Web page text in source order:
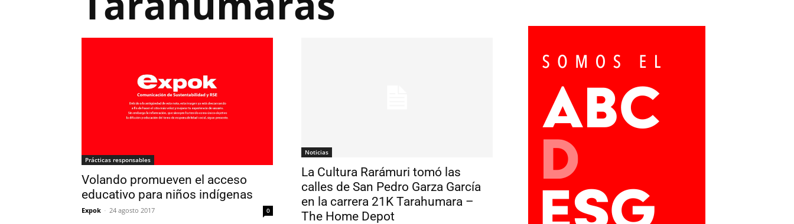
Prácticas responsables
Volando promueven el acceso
educativo para niños indígenas
Expok - 24 agosto 2017 0
Noticias
La Cultura Rarámuri tomó las
calles de San Pedro Garza García
en la carrera 21K Tarahumara –
The Home Depot